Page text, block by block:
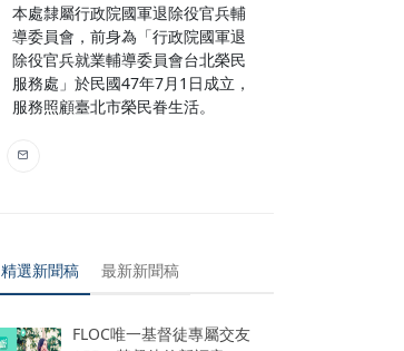
本處隸屬行政院國軍退除役官兵輔
導委員會，前身為「行政院國軍退
除役官兵就業輔導委員會台北榮民
服務處」於民國47年7月1日成立，
服務照顧臺北市榮民眷生活。
精選新聞稿 最新新聞稿
FLOC唯一基督徒專屬交友